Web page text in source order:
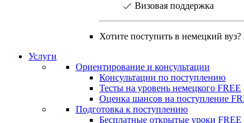
Визовая поддержка
Хотите поступить в немецкий
Услуги
Ориентирование и консультации
Консультации по поступлению
Тесты на уровень немецкого FREE
Оценка шансов на поступление
Подготовка к поступлению
Бесплатные открытые уроки FREE